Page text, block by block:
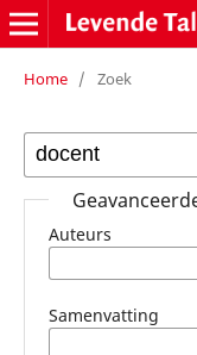
Home / Zoek
Auteurs
Samenvatting